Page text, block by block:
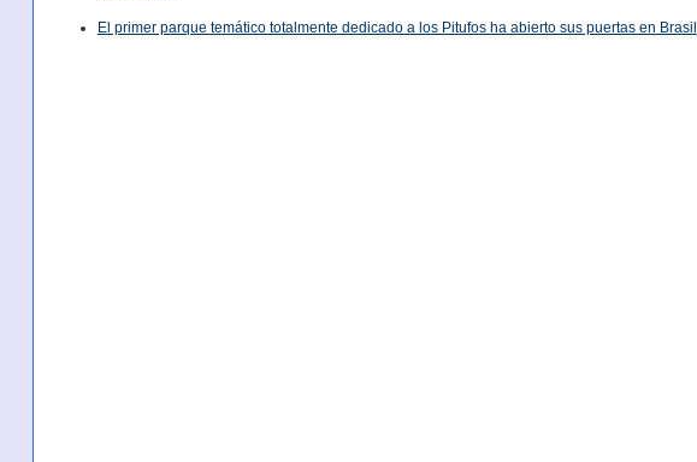
El primer parque temático totalmente dedicado a los Pitufos ha abierto sus puertas en Brasil